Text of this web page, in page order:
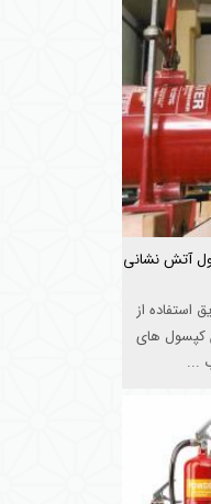
آتش نشانی
استفاده از
کپسول‌ های
...